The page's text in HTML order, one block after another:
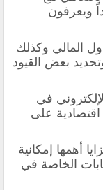
ويعرفون
المالي وكذلك
بعض القيود
في
على
أهمها إمكانية
الخاصة في